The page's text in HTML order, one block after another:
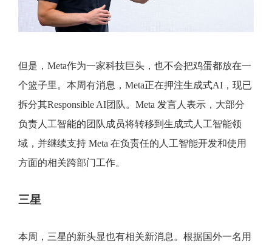
但是，Meta作为一家科技巨头，也不会把鸡蛋都放在一
个篮子里。本周有消息，Meta正在押注生成式AI，现已
拆分其Responsible AI团队。Meta 发言人表示，大部分
负责人工智能的团队成员将转移到生成式人工智能领
域，并继续支持 Meta 在负责任的人工智能开发和使用
方面的相关跨部门工作。
三星
本周，三星的新头显也有相关新消息。根据国外一名用